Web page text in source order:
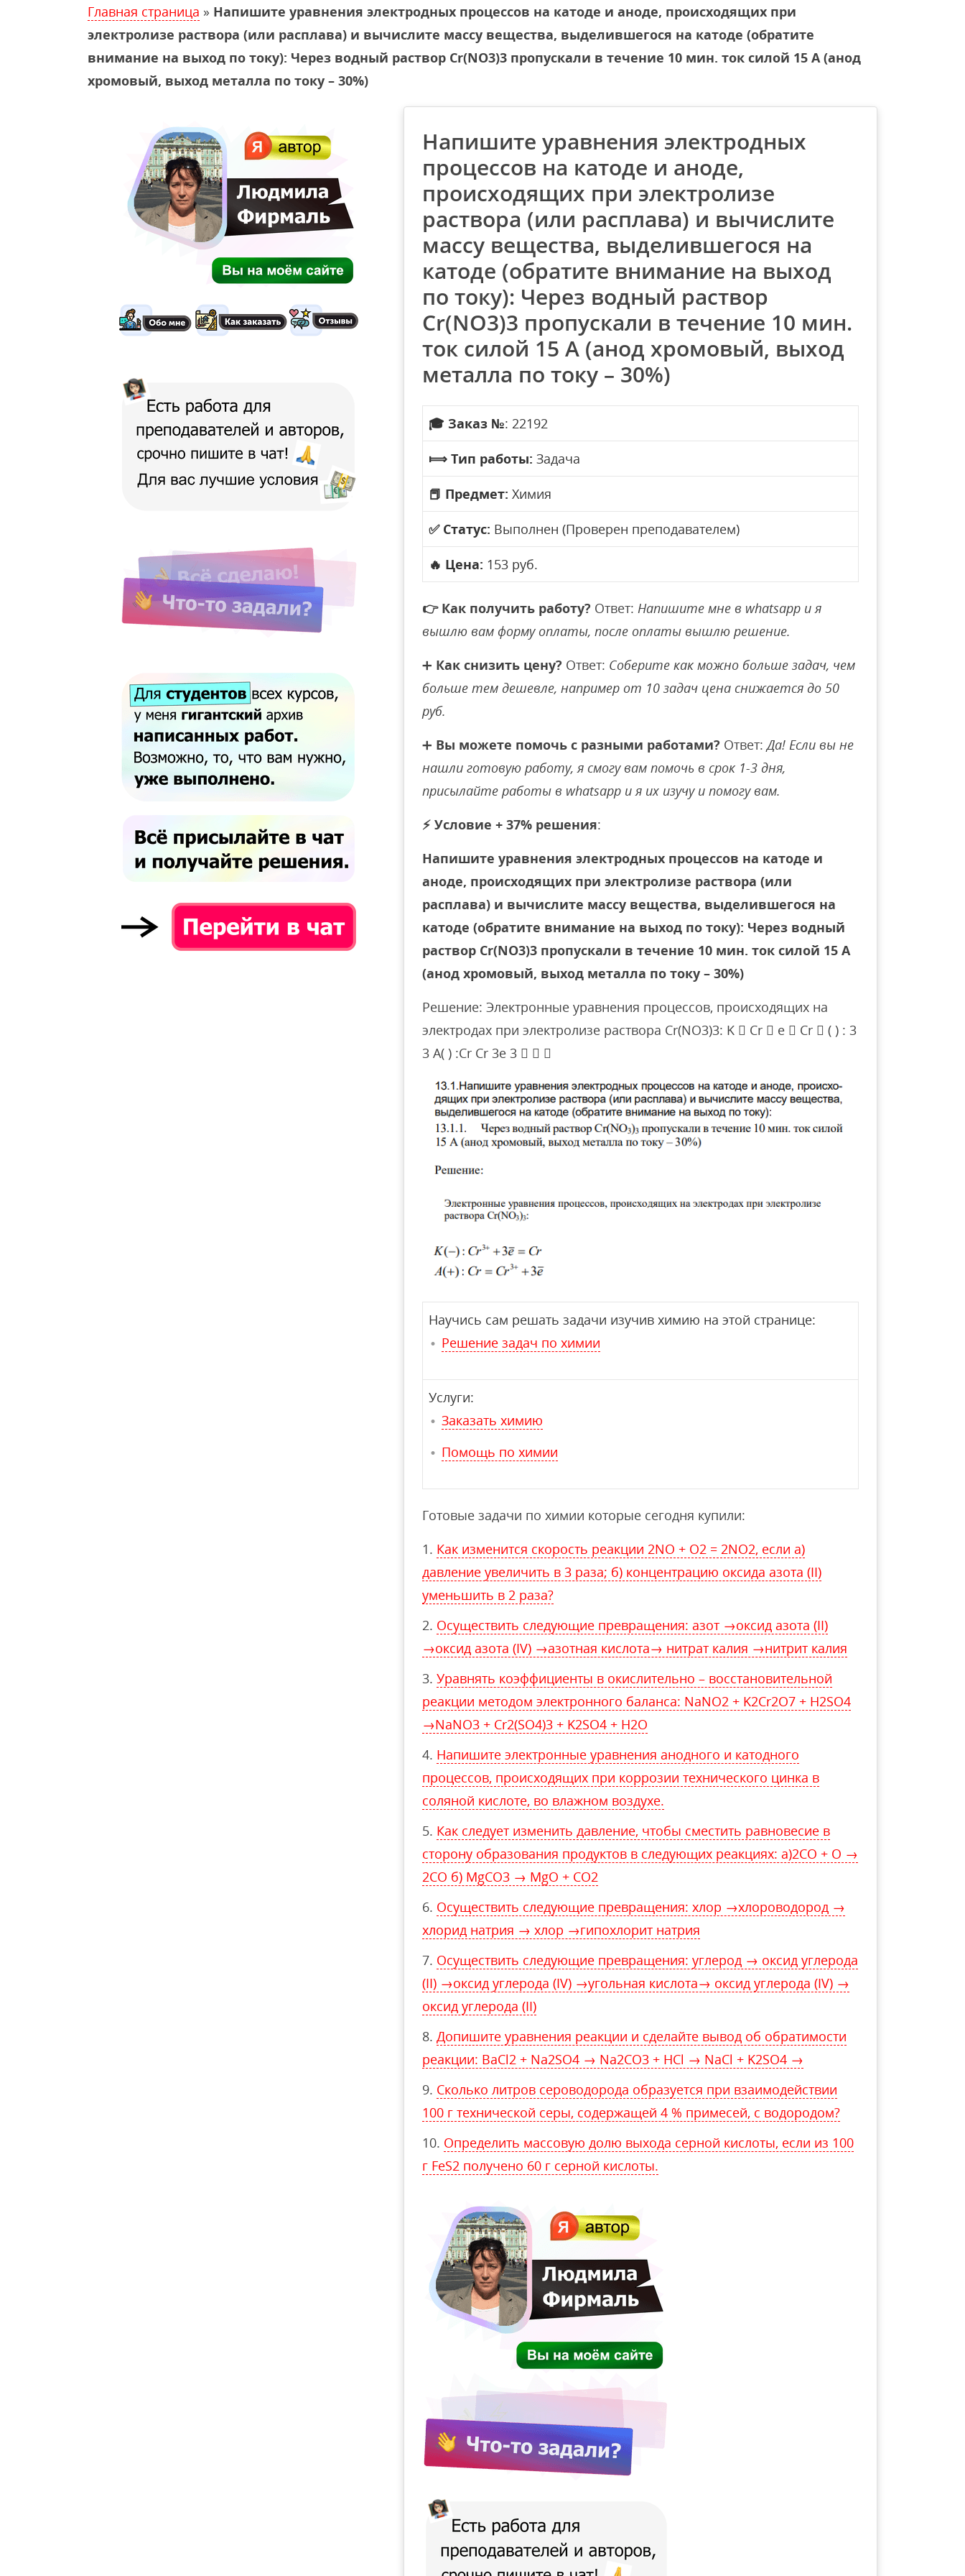
Главная страница » Напишите уравнения электродных процессов на катоде и аноде, происходящих при
электролизе раствора (или расплава) и вычислите массу вещества, выделившегося на катоде (обратите
внимание на выход по току): Через водный раствор Cr(NO3)3 пропускали в течение 10 мин. ток силой 15 А (анод
хромовый, выход металла по току – 30%)
Напишите уравнения электродных
процессов на катоде и аноде,
происходящих при электролизе
раствора (или расплава) и вычислите
массу вещества, выделившегося на
катоде (обратите внимание на выход
по току): Через водный раствор
Cr(NO3)3 пропускали в течение 10 мин.
ток силой 15 А (анод хромовый, выход
металла по току – 30%)
🎓 Заказ №: 22192
⟾ Тип работы: Задача
📕 Предмет: Химия
✅ Статус: Выполнен (Проверен преподавателем)
🔥 Цена: 153 руб.
👉 Как получить работу? Ответ: Напишите мне в whatsapp и я
вышлю вам форму оплаты, после оплаты вышлю решение.
➕ Как снизить цену? Ответ: Соберите как можно больше задач, чем
больше тем дешевле, например от 10 задач цена снижается до 50
руб.
➕ Вы можете помочь с разными работами? Ответ:Да! Если вы не
нашли готовую работу, я смогу вам помочь в срок 1-3 дня,
присылайте работы в whatsapp и я их изучу и помогу вам.
⚡ Условие + 37% решения:
Напишите уравнения электродных процессов на катоде и
аноде, происходящих при электролизе раствора (или
расплава) и вычислите массу вещества, выделившегося на
катоде (обратите внимание на выход по току): Через водный
раствор Cr(NO3)3 пропускали в течение 10 мин. ток силой 15 А
(анод хромовый, выход металла по току – 30%)
Решение: Электронные уравнения процессов, происходящих на
электродах при электролизе раствора Cr(NO3)3: K  Cr  e  Cr  ( ) : 3
3 A( ) :Cr Cr 3e 3   
Научись сам решать задачи изучив химию на этой странице:
Решение задач по химии
Услуги:
Заказать химию
Помощь по химии
Готовые задачи по химии которые сегодня купили:
Как изменится скорость реакции 2NO + O2 = 2NO2, если а)
давление увеличить в 3 раза; б) концентрацию оксида азота (II)
уменьшить в 2 раза?
Осуществить следующие превращения: азот →оксид азота (II)
→оксид азота (IV) →азотная кислота→ нитрат калия →нитрит калия
Уравнять коэффициенты в окислительно – восстановительной
реакции методом электронного баланса: NaNO2 + K2Cr2O7 + H2SO4
→NaNO3 + Cr2(SO4)3 + K2SO4 + H2O
Напишите электронные уравнения анодного и катодного
процессов, происходящих при коррозии технического цинка в
соляной кислоте, во влажном воздухе.
Как следует изменить давление, чтобы сместить равновесие в
сторону образования продуктов в следующих реакциях: а)2СO + O →
2CO б) MgCO3 → MgO + CO2
Осуществить следующие превращения: хлор →хлороводород →
хлорид натрия → хлор →гипохлорит натрия
Осуществить следующие превращения: углерод → оксид углерода
(II) →оксид углерода (IV) →угольная кислота→ оксид углерода (IV) →
оксид углерода (II)
Допишите уравнения реакции и сделайте вывод об обратимости
реакции: BaCl2 + Na2SO4 → Na2CO3 + HCl → NaCl + K2SO4 →
Сколько литров сероводорода образуется при взаимодействии
100 г технической серы, содержащей 4 % примесей, с водородом?
Определить массовую долю выхода серной кислоты, если из 100
г FeS2 получено 60 г серной кислоты.